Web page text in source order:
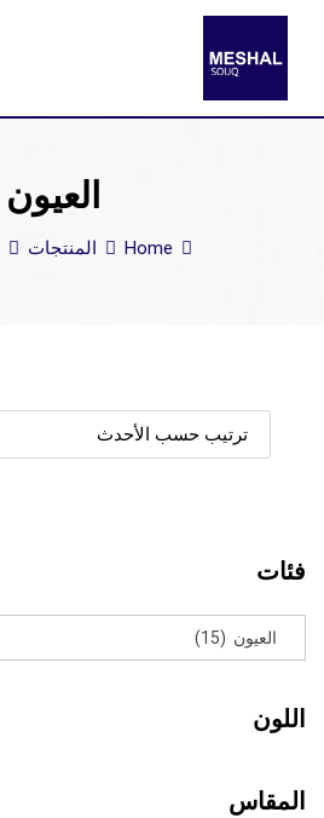
العيون
Home المنتجات
فئات
العيون (15)
اللون
المقاس